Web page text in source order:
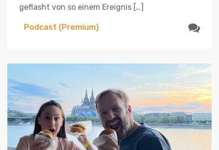
geflasht von so einem Ereignis […]
Podcast (Premium)